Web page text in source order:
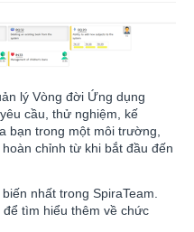
lý Vòng đời Ứng dụng
cầu, thử nghiệm, kế
bạn trong một môi trường,
chỉnh từ khi bắt đầu đến
nhất trong SpiraTeam.
tìm hiểu thêm về chức